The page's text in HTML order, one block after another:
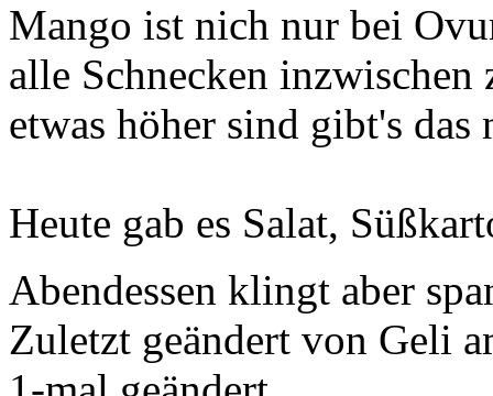
Mango ist nich nur bei
alle Schnecken
etwas höher sind gibt's das
Heute gab es Salat,
Abendessen klingt aber
Zuletzt geändert von Geli